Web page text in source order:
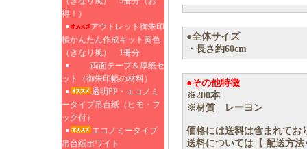
得！）
アウトレット御朱印
帳かんたん作成キット黄色
（きなり風） 1冊分
両面テープ＆厚紙セ
ット（御朱印帳の材料）
透明PP・エコノミ
ータイプ吊台紙（ヒモ・フ
ック付）
エコノミータイプ
吊台紙ホワイト
●全体サイズ
・長さ約60cm
●その他特徴
※200本
※材質 レーヨン
価格には送料は含まれてお
送料については【 配送方